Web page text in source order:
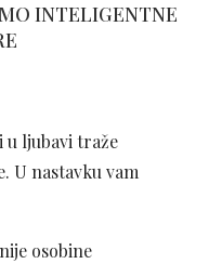
INTELIGENTNE
u ljubavi traže
U nastavku vam
osobine